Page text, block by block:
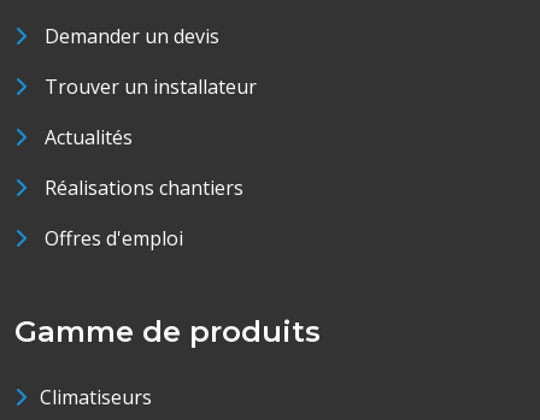
Demander un devis
Trouver un installateur
Actualités
Réalisations chantiers
Offres d'emploi
Gamme de produits
Climatiseurs